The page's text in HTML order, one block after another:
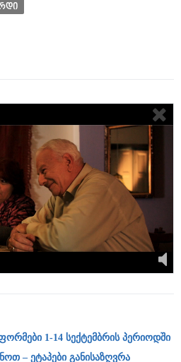
1-14 სექტემბრის პერიოდში
– ეტაპები განისაზღვრა